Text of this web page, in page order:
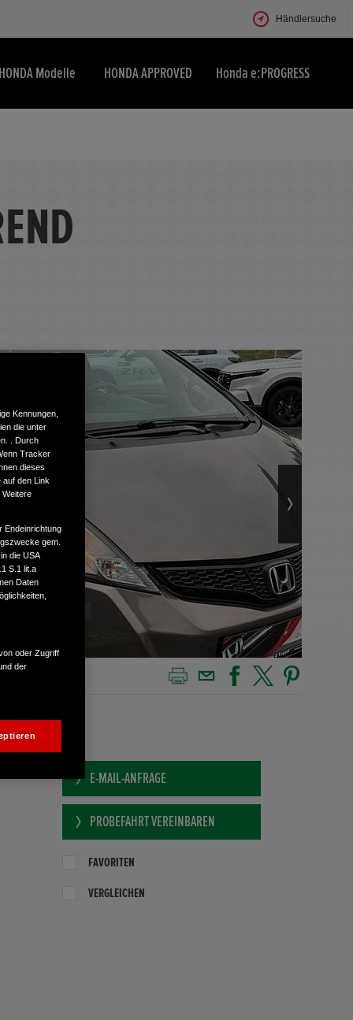
Händlersuche
Modelle HONDA APPROVED Honda e:PROGRESS
E-MAIL-ANFRAGE
PROBEFAHRT VEREINBAREN
FAVORITEN
VERGLEICHEN
Kennungen,
die unter
. Durch
Tracker
dieses
auf den Link
Weitere
Endeinrichtung
gem.
die USA
S.1 lit.a
Daten
oder Zugriff
der